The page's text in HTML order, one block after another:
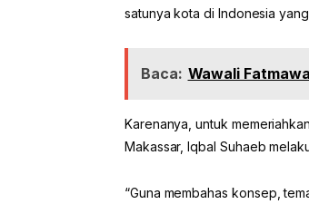
satunya kota di Indonesia
Baca: Wawali
Karenanya, untuk
Makassar, Iqbal Suhaeb
“Guna membahas konsep,